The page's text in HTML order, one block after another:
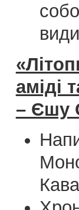
аміді
– Єшу